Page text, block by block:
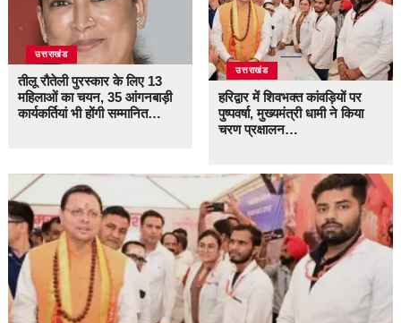
उत्तराखंड
तीलू रौतेली पुरस्कार के लिए 13
महिलाओं का चयन, 35 आंगनबाड़ी
कार्यकर्तियां भी होंगी सम्मानित…
उत्तराखंड
हरिद्वार में शिवभक्त कांवड़ियों पर
पुष्पवर्षा, मुख्यमंत्री धामी ने किया
चरण प्रक्षालन…